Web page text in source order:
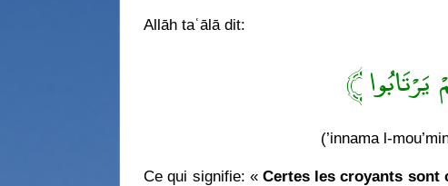
Allāh taʿālā dit:
يَرْتَابُوا ﴾
(’innama l-
Ce qui signifie: « Certes les croyants sont